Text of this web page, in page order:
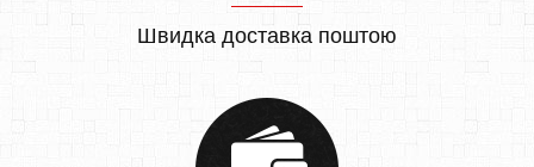
Швидка доставка поштою